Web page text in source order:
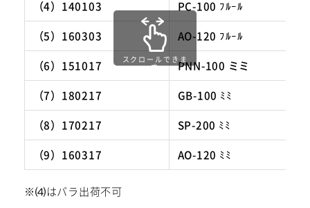
（4）140103
PC-100 ﾌﾙｰﾙ
（5）160303
AO-120 ﾌﾙｰﾙ
（6）151017
PNN-100 ミミ
（7）180217
GB-100 ﾐﾐ
（8）170217
SP-200 ﾐﾐ
（9）160317
AO-120 ﾐﾐ
スクロールできま
す
※⑷はバラ出荷不可